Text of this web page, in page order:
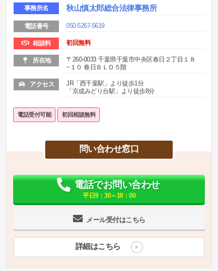
事務所名 秋山慎太郎総合法律事務所
電話番号 050-5267-5619
相談料 初回無料
所在地
〒260-0033 千葉県千葉市中央区春日２丁目１８
−１０ 春日ＢＬＤ５階
アクセス
JR「西千葉駅」より徒歩1分
「京成みどり台駅」より徒歩8分
電話受付可能 初回相談無料
問い合わせ窓口
メール受付はこちら
電話でお問い合わせ
平日9：30～18：00
詳細はこちら